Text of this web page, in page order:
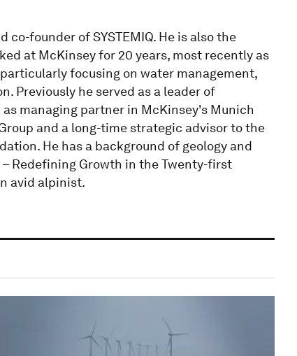
founder of SYSTEMIQ. He is also the
at McKinsey for 20 years, most recently as
focusing on water management,
Previously he served as a leader of
managing partner in McKinsey's Munich
and a long-time strategic advisor to the
He has a background of geology and
Redefining Growth in the Twenty-first
avid alpinist.